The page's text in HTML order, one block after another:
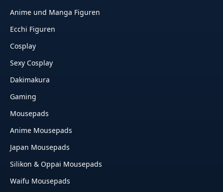
Anime und Manga Figuren
Ecchi Figuren
Cosplay
Sexy Cosplay
Dakimakura
Gaming
Mousepads
Anime Mousepads
Japan Mousepads
Silikon & Oppai Mousepads
Waifu Mousepads